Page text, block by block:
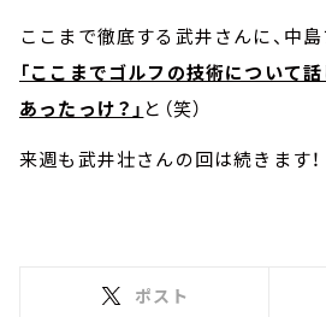
ここまで徹底する武井さんに、中島
「ここまでゴルフの技術について
あったっけ？」 と（笑）
来週も武井壮さんの回は続きます！
ポスト